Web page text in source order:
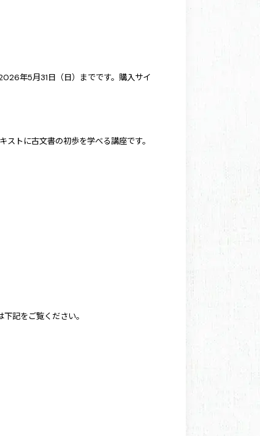
年5月31日（日）までです。購入サイ
トに古文書の初歩を学べる講座です。
記をご覧ください。